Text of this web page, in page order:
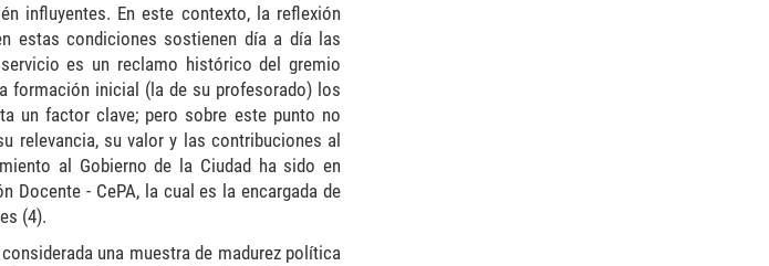
influyentes. En este contexto, la reflexión
estas condiciones sostienen día a día las
es un reclamo histórico del gremio
formación inicial (la de su profesorado) los
un factor clave; pero sobre este punto no
relevancia, su valor y las contribuciones al
al Gobierno de la Ciudad ha sido en
Docente - CePA, la cual es la encargada de
(4).
una muestra de madurez política